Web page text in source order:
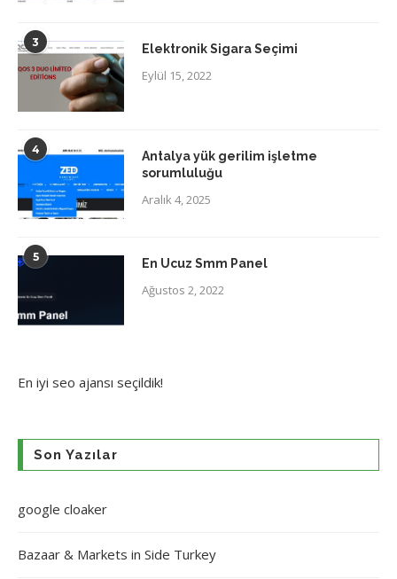
3 Elektronik Sigara Seçimi
Eylül 15, 2022
4
Antalya yük gerilim işletme
sorumluluğu
Aralık 4, 2025
5 En Ucuz Smm Panel
Ağustos 2, 2022
En iyi seo ajansı seçildik!
Son Yazılar
google cloaker
Bazaar & Markets in Side Turkey